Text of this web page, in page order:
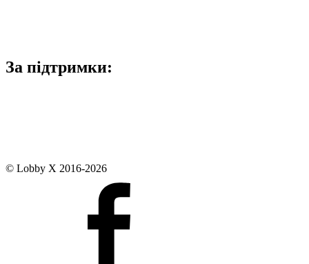
За підтримки:
© Lobby X 2016-2026